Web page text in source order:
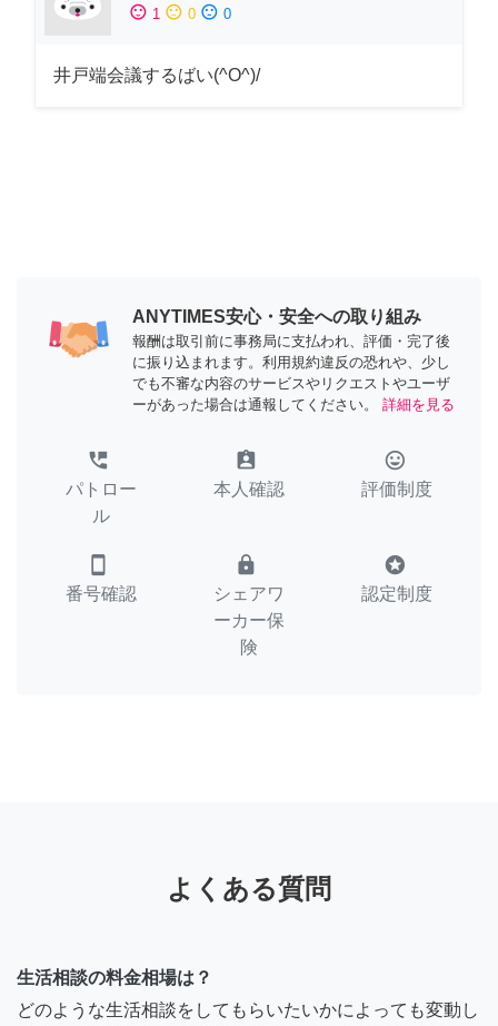
sentiment_satisfied 1 sentiment_neutral 0 sentiment_dissatisfied 0
井戸端会議するばい(^O^)/
ANYTIMES安心・安全への取り組み
報酬は取引前に事務局に支払われ、評価・完了後
に振り込まれます。利用規約違反の恐れや、少し
でも不審な内容のサービスやリクエストやユーザ
ーがあった場合は通報してください。
詳細を見る
perm_phone_msg
パトロー
ル
assignment_ind
本人確認
tag_faces
評価制度
smartphone
番号確認
lock
シェアワ
ーカー保
険
stars
認定制度
よくある質問
生活相談の料金相場は？
どのような生活相談をしてもらいたいかによっても変動し